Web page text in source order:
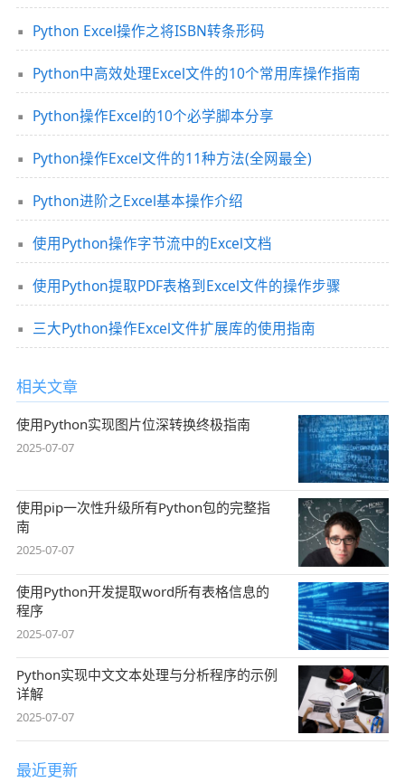
Python Excel操作之将ISBN转条形码
Python中高效处理Excel文件的10个常用库操作指南
Python操作Excel的10个必学脚本分享
Python操作Excel文件的11种方法(全网最全)
Python进阶之Excel基本操作介绍
使用Python操作字节流中的Excel文档
使用Python提取PDF表格到Excel文件的操作步骤
三大Python操作Excel文件扩展库的使用指南
相关文章
使用Python实现图片位深转换终极指南
2025-07-07
使用pip一次性升级所有Python包的完整指
南
2025-07-07
使用Python开发提取word所有表格信息的
程序
2025-07-07
Python实现中文文本处理与分析程序的示例
详解
2025-07-07
最近更新